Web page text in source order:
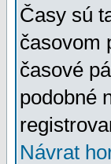
Časy sú
časovom
časové
podobné
Návrat